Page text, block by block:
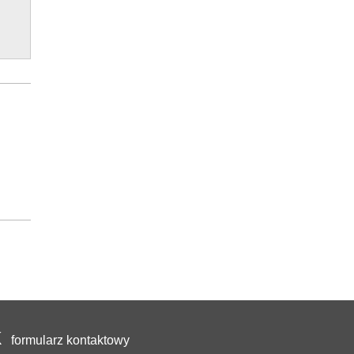
formularz kontaktowy